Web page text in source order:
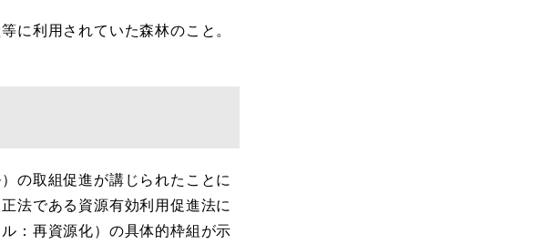
に利用されていた森林のこと。
の取組促進が講じられたことに
法である資源有効利用促進法に
：再資源化）の具体的枠組が示